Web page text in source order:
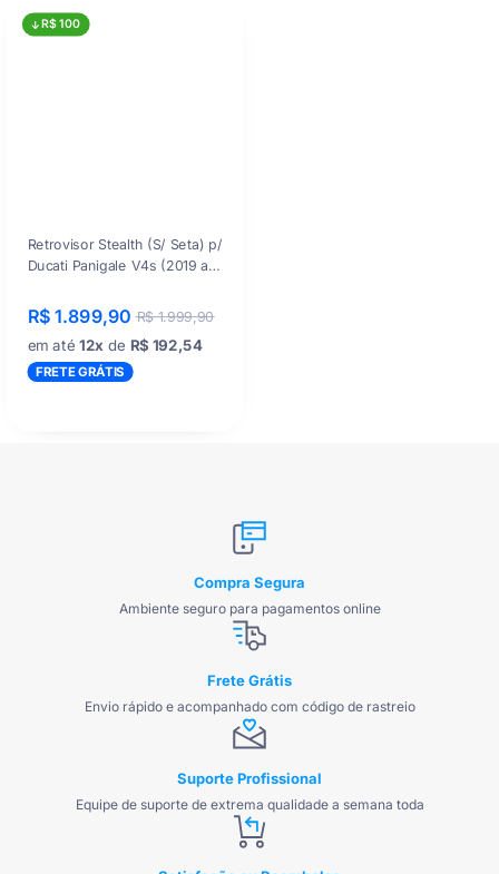
R$ 100
Retrovisor Stealth (S/ Seta) p/
Ducati Panigale V4s (2019 a
R$ 1.899,90 R$ 1.999,90
em até12x de R$ 192,54
FRETE GRÁTIS
Compra Segura
Ambiente seguro para pagamentos online
Frete Grátis
Envio rápido e acompanhado com código de rastreio
Suporte Profissional
Equipe de suporte de extrema qualidade a semana toda